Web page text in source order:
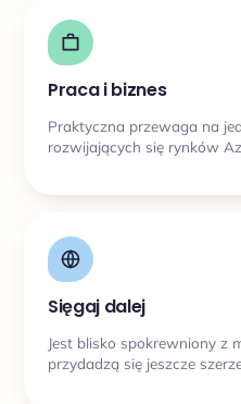
Praca i biznes
Praktyczna przewaga na
rozwijających się rynków
Sięgaj dalej
Jest blisko spokrewniony z
przydadzą się jeszcze